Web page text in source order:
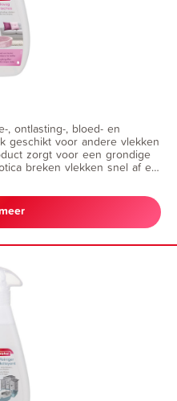
, ontlasting-, bloed- en
geschikt voor andere vlekken
zorgt voor een grondige
breken vlekken snel af en